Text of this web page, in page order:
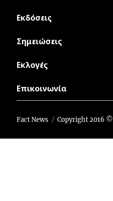
Εκδόσεις
Σημειώσεις
Εκλογές
Επικοινωνία
Fact News Copyright 2016 ©